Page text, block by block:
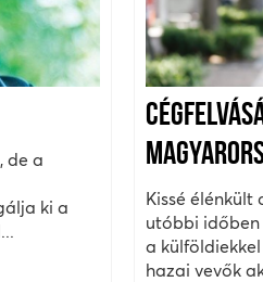
de a
ki a
Kissé élénkült
utóbbi
a
hazai vevők